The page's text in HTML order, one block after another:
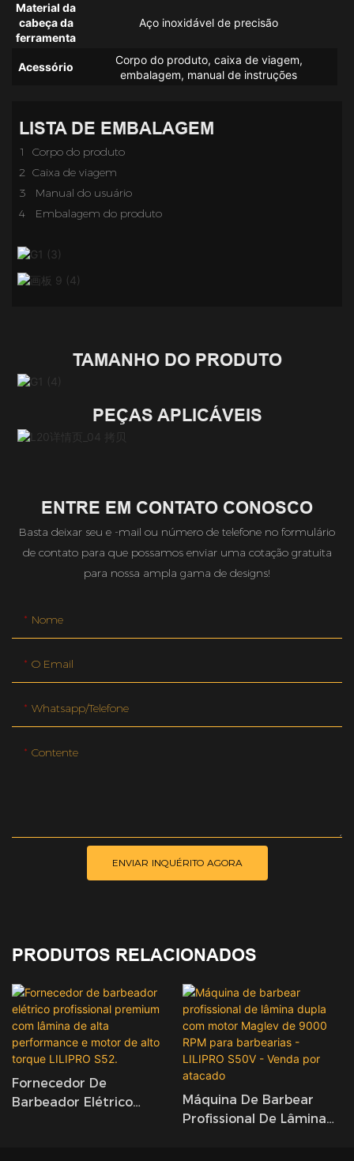
Material da
cabeça da
ferramenta
Aço inoxidável de precisão
Acessório
Corpo do produto, caixa de viagem,
embalagem, manual de instruções
LISTA DE EMBALAGEM
1 Corpo do produto
2 Caixa de viagem
3
Manual do usuário
4
Embalagem do produto
TAMANHO DO PRODUTO
PEÇAS APLICÁVEIS
ENTRE EM CONTATO CONOSCO
Basta deixar seu e -mail ou número de telefone no formulário
de contato para que possamos enviar uma cotação gratuita
para nossa ampla gama de designs!
Nome
O Email
Whatsapp/telefone
Contente
ENVIAR INQUÉRITO AGORA
PRODUTOS RELACIONADOS
Fornecedor De
Barbeador Elétrico
Máquina De Barbear
Profissional De Lâmina